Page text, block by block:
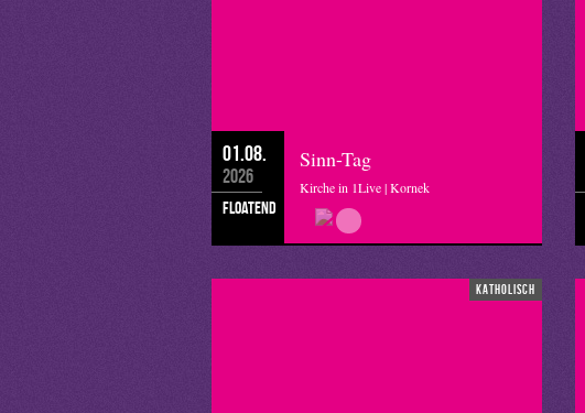
01.08.
2026
floatend
Sinn-Tag
Kirche in 1Live | Kornek
katholisch